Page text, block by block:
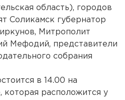
область), городов
Соликамск губернатор
Митрополит
Мефодий, представители
собрания
в 14.00 на
расположится у